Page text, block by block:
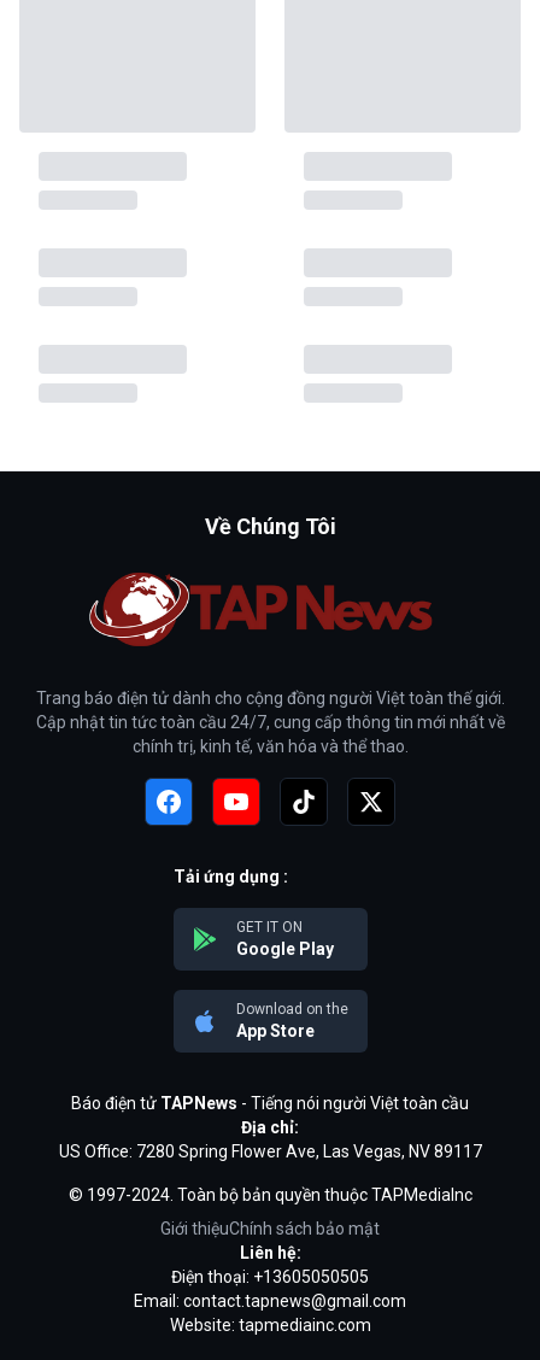
Về Chúng Tôi
Trang báo điện tử dành cho cộng đồng người Việt toàn thế giới.
Cập nhật tin tức toàn cầu 24/7, cung cấp thông tin mới nhất về
chính trị, kinh tế, văn hóa và thể thao.
Tải ứng dụng :
GET IT ON
Google Play
Download on the
App Store
Báo điện tử TAPNews - Tiếng nói người Việt toàn cầu
Địa chỉ:
US Office: 7280 Spring Flower Ave, Las Vegas, NV 89117
© 1997-2024. Toàn bộ bản quyền thuộc TAPMediaInc
Giới thiệuChính sách bảo mật
Liên hệ:
Điện thoại: +13605050505
Email: contact.tapnews@gmail.com
Website: tapmediainc.com